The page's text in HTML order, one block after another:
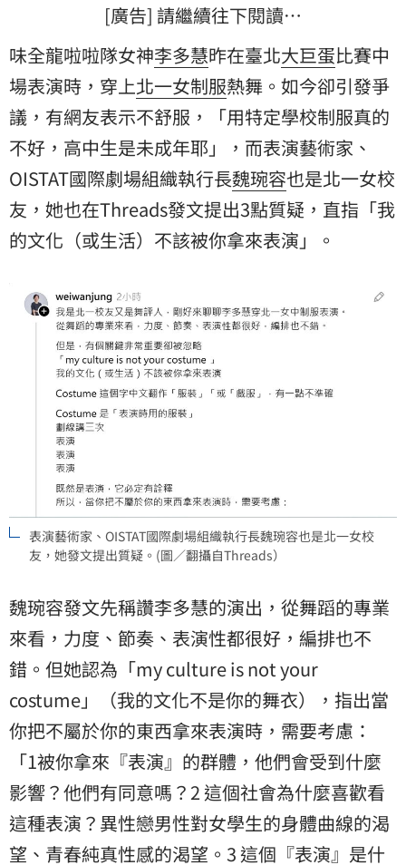
[廣告] 請繼續往下閱讀…
味全龍啦啦隊女神李多慧昨在臺北大巨蛋比賽中
場表演時，穿上北一女制服熱舞。如今卻引發爭
議，有網友表示不舒服，「用特定學校制服真的
不好，高中生是未成年耶」，而表演藝術家、
OISTAT國際劇場組織執行長魏琬容也是北一女校
友，她也在Threads發文提出3點質疑，直指「我
的文化（或生活）不該被你拿來表演」。
表演藝術家、OISTAT國際劇場組織執行長魏琬容也是北一女校
友，她發文提出質疑。(圖／翻攝自Threads）
魏琬容發文先稱讚李多慧的演出，從舞蹈的專業
來看，力度、節奏、表演性都很好，編排也不
錯。但她認為「my culture is not your
costume」（我的文化不是你的舞衣），指出當
你把不屬於你的東西拿來表演時，需要考慮：
「1被你拿來『表演』的群體，他們會受到什麼
影響？他們有同意嗎？2 這個社會為什麼喜歡看
這種表演？異性戀男性對女學生的身體曲線的渴
望、青春純真性感的渴望。3 這個『表演』是什